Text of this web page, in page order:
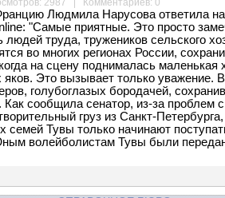
2987 | Комментариев: 0
Людмила Нарусова ответила на
"Самые приятные. Это просто
людей труда, тружеников сельского
во многих регионах России,
на сцену поднималась маленькая
Это вызывает только уважение. В
голубоглазых бородачей,
Как сообщила сенатор, из-за проблем
груз из Санкт-
семей Тувы только начинают
волейболистам Тувы были